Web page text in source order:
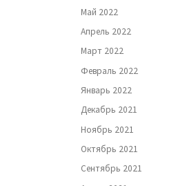
Май 2022
Апрель 2022
Март 2022
Февраль 2022
Январь 2022
Декабрь 2021
Ноябрь 2021
Октябрь 2021
Сентябрь 2021